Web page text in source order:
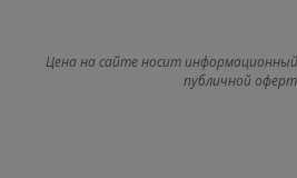
Цена на сайте носит
публичной